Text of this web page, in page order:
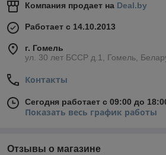
Компания продает на Deal.by
Работает с 14.10.2013
г. Гомель
ул. 30 лет БССР д.1, Гомель,
Контакты
Сегодня работает с 09:00 до
Показать весь график работы
Отзывы о магазине